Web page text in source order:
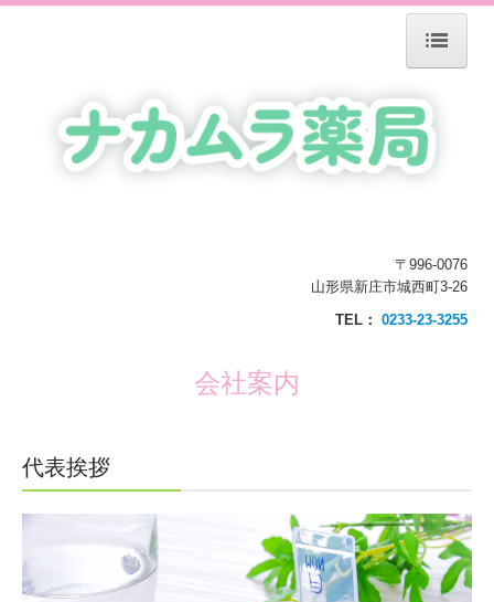
当薬局について
〒996-0076
山形県新庄市城西町3-26
TEL： 0233-23-3255
会社案内
代表挨拶